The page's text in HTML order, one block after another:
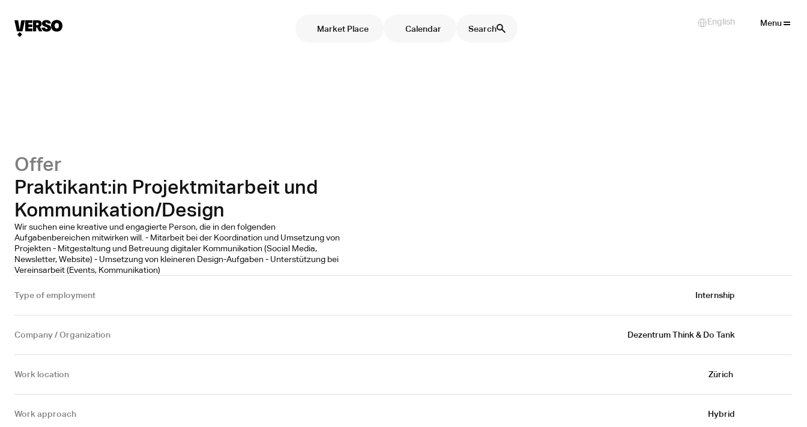
Offer
Praktikant:in Projektmitarbeit und
Kommunikation/Design
Wir suchen eine kreative und engagierte Person, die in den folgenden
Aufgabenbereichen mitwirken will. - Mitarbeit bei der Koordination und Umsetzung von
Projekten - Mitgestaltung und Betreuung digitaler Kommunikation (Social Media,
Newsletter, Website) - Umsetzung von kleineren Design-Aufgaben - Unterstützung bei
Vereinsarbeit (Events, Kommunikation)
Type of employment Internship
Company / Organization Dezentrum Think & Do Tank
Work location Zürich
Work approach Hybrid
Calendar Search
Market Place
Menu
Select Language
English